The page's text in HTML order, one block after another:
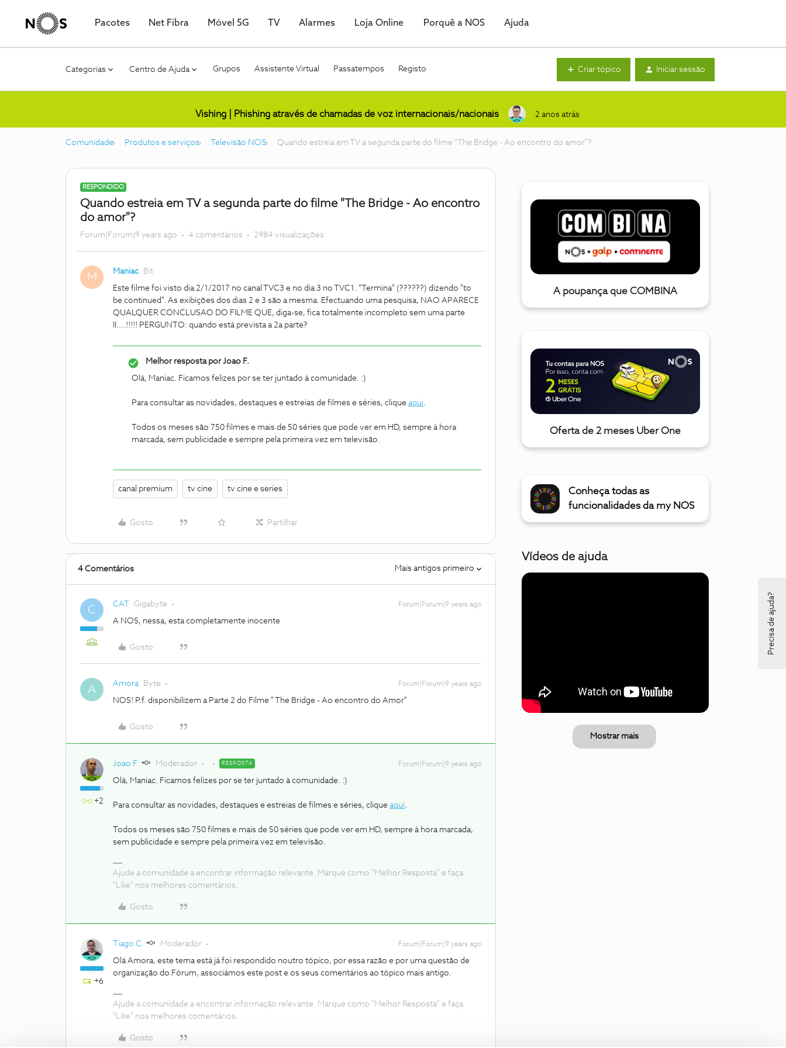
Pacotes Net Fibra Móvel 5G TV Alarmes Loja Online Porquê a NOS Ajuda
Categorias Centro de Ajuda Grupos Assistente Virtual Passatempos Registo Criar tópico Iniciar sessão
Vishing | Phishing através de chamadas de voz internacionais/nacionais 2 anos atrás
Comunidade Produtos e serviços Televisão NOS Quando estreia em TV a segunda parte do filme "The Bridge - Ao encontro do amor"?
RESPONDIDO
Quando estreia em TV a segunda parte do filme "The Bridge - Ao encontro
do amor"?
Forum|Forum|9 years ago 4 comentários 2984 visualizações
M Maniac Bit
Este filme foi visto dia 2/1/2017 no canal TVC3 e no dia 3 no TVC1. "Termina" (??????) dizendo "to
be continued". As exibições dos dias 2 e 3 são a mesma. Efectuando uma pesquisa, NAO APARECE
QUALQUER CONCLUSAO DO FILME QUE, diga-se, fica totalmente incompleto sem uma parte
II....!!!!! PERGUNTO: quando está prevista a 2a parte?
Melhor resposta porJoao F.
Olá, Maniac. Ficamos felizes por se ter juntado à comunidade. :)
Para consultar as novidades, destaques e estreias de filmes e séries, clique aqui.
Todos os meses são 750 filmes e mais de 50 séries que pode ver em HD, sempre à hora
marcada, sem publicidade e sempre pela primeira vez em televisão.
canal premium tv cine tv cine e series
Gosto Partilhar
4 Comentários Mais antigos primeiro
C CAT Gigabyte Forum|Forum|9 years ago
A NOS, nessa, esta completamente inocente
Gosto
A Amora Byte Forum|Forum|9 years ago
NOS! P.f. disponibilizem a Parte 2 do Filme " The Bridge - Ao encontro do Amor"
Gosto
+2
Joao F. Moderador RESPOSTA Forum|Forum|9 years ago
Olá, Maniac. Ficamos felizes por se ter juntado à comunidade. :)
Para consultar as novidades, destaques e estreias de filmes e séries, clique aqui.
Todos os meses são 750 filmes e mais de 50 séries que pode ver em HD, sempre à hora marcada,
sem publicidade e sempre pela primeira vez em televisão.
Ajude a comunidade a encontrar informação relevante. Marque como "Melhor Resposta" e faça
"Like" nos melhores comentários.
Gosto
+6
Tiago C. Moderador Forum|Forum|9 years ago
Olá Amora, este tema está já foi respondido noutro tópico, por essa razão e por uma questão de
organização do Fórum, associámos este post e os seus comentários ao tópico mais antigo.
Ajude a comunidade a encontrar informação relevante. Marque como "Melhor Resposta" e faça
"Like" nos melhores comentários.
Gosto
A poupança que COMBINA
Oferta de 2 meses Uber One
Conheça todas as
funcionalidades da my NOS
Vídeos de ajuda
Mostrar mais
Precisa de ajuda?